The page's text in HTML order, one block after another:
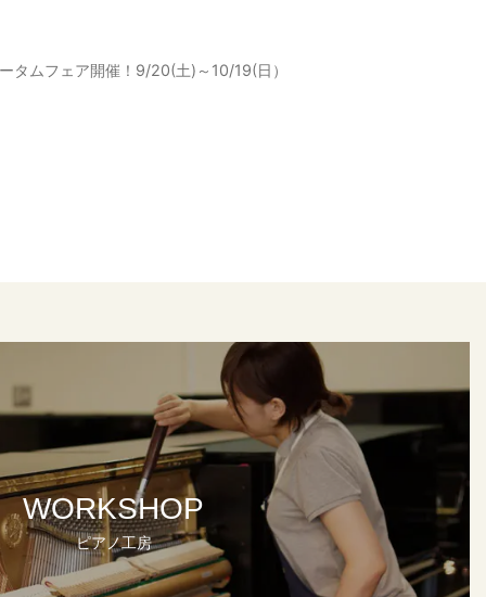
タムフェア開催！9/20(土)～10/19(日）
WORKSHOP
ピアノ工房